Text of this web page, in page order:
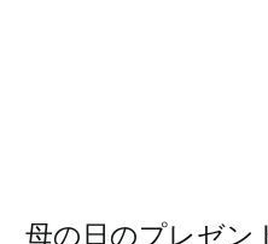
母の日のプレゼン